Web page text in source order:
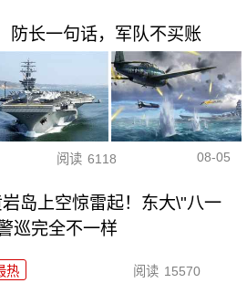
防长一句话，军队不买账
阅读 6118 08-05
岩岛上空惊雷起！东大\"八一
巡完全不一样
热 阅读 15570